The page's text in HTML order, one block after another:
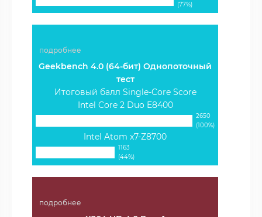
(77%)
подробнее
Geekbench 4.0 (64-бит) Однопоточный
тест
Итоговый балл Single-Core Score
Intel Core 2 Duo E8400
2650
(100%)
Intel Atom x7-Z8700
1163
(44%)
подробнее